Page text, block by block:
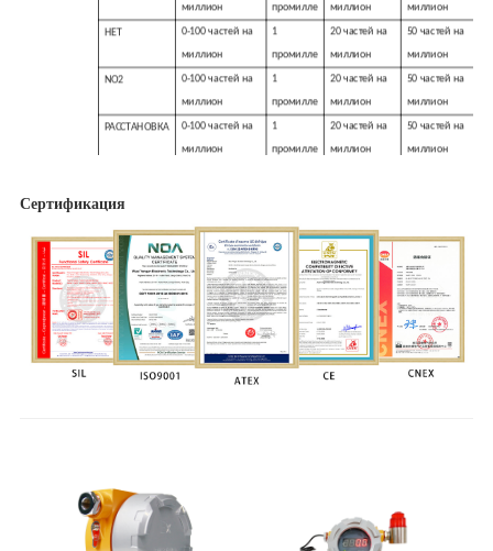
миллион промилле миллион миллион
НЕТ
0-100 частей на
миллион
1
промилле
20 частей на
миллион
50 частей на
миллион
NO2
0-100 частей на
миллион
1
промилле
20 частей на
миллион
50 частей на
миллион
РАССТАНОВКА
0-100 частей на
миллион
1
промилле
20 частей на
миллион
50 частей на
миллион
миллион промилле миллион миллион
CH2O
0-100 частей на
миллион
1
промилле
20 частей на
миллион
50 частей на
миллион
0-100 частей на
миллион
(настраиваемый)
1
промилле
20 частей на
миллион
50 частей на
миллион
Сертификация